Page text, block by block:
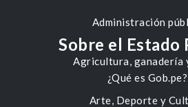
Administración
Agricultura, ganadería
Arte, Deporte y
Sobre el Estado
¿Qué es Gob.pe?